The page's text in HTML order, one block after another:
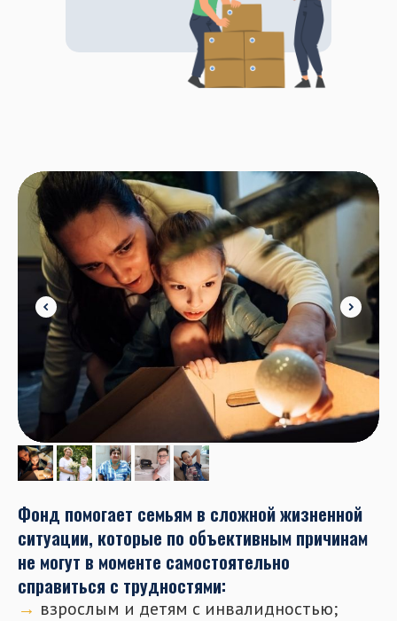
Фонд помогает семьям в сложной жизненной
ситуации, которые по объективным причинам
не могут в моменте самостоятельно
справиться с трудностями:
→ взрослым и детям с инвалидностью;